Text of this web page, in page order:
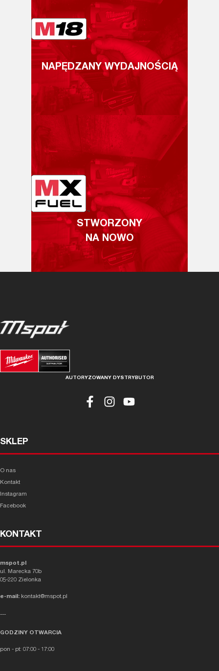
NAPĘDZANY WYDAJNOŚCIĄ
STWORZONY
NA NOWO
AUTORYZOWANY DYSTRYBUTOR
SKLEP
O nas
Kontakt
Instagram
Facebook
KONTAKT
mspot.pl
ul. Marecka 70b
05-220 Zielonka
e-mail: kontakt@mspot.pl
---
GODZINY OTWARCIA
pon - pt: 07:00 - 17:00